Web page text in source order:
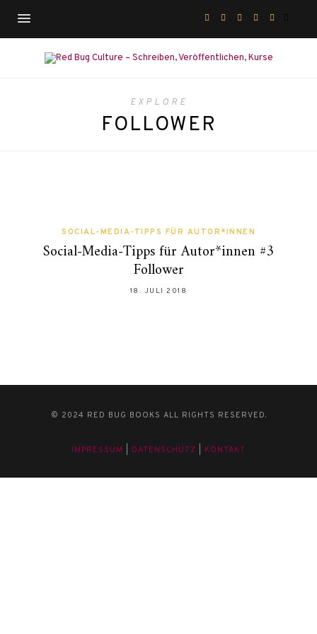
EXPLORE
FOLLOWER
SOCIAL-MEDIA-TIPPS FÜR AUTOR*INNEN
Social-Media-Tipps für Autor*innen #3
Follower
18. JULI 2018
© 2024 RED BUG BOOKS ALL RIGHTS RESERVED.
IMPRESSUM DATENSCHUTZ KONTAKT